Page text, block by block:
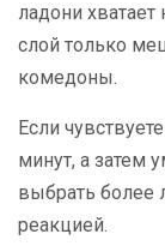
ладони
слой только
комедоны.
Если
минут, а затем
выбрать более
реакцией.